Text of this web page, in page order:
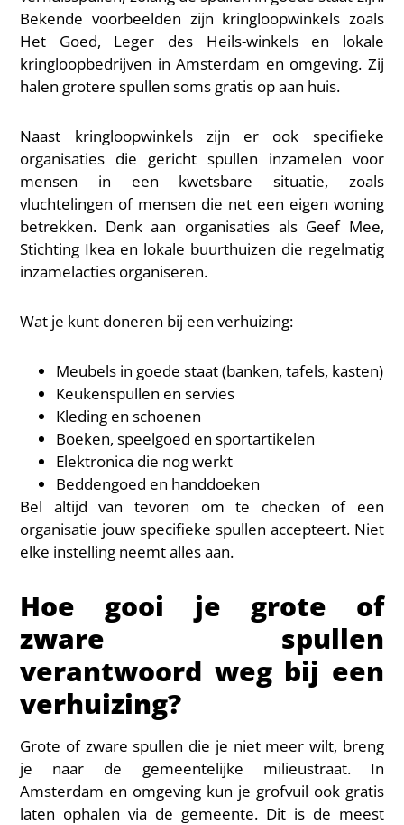
Bekende voorbeelden zijn kringloopwinkels zoals
Het Goed, Leger des Heils-winkels en lokale
kringloopbedrijven in Amsterdam en omgeving. Zij
halen grotere spullen soms gratis op aan huis.
Naast kringloopwinkels zijn er ook specifieke
organisaties die gericht spullen inzamelen voor
mensen in een kwetsbare situatie, zoals
vluchtelingen of mensen die net een eigen woning
betrekken. Denk aan organisaties als Geef Mee,
Stichting Ikea en lokale buurthuizen die regelmatig
inzamelacties organiseren.
Wat je kunt doneren bij een verhuizing:
Meubels in goede staat (banken, tafels, kasten)
Keukenspullen en servies
Kleding en schoenen
Boeken, speelgoed en sportartikelen
Elektronica die nog werkt
Beddengoed en handdoeken
Bel altijd van tevoren om te checken of een
organisatie jouw specifieke spullen accepteert. Niet
elke instelling neemt alles aan.
Hoe gooi je grote of
zware spullen
verantwoord weg bij een
verhuizing?
Grote of zware spullen die je niet meer wilt, breng
je naar de gemeentelijke milieustraat. In
Amsterdam en omgeving kun je grofvuil ook gratis
laten ophalen via de gemeente. Dit is de meest